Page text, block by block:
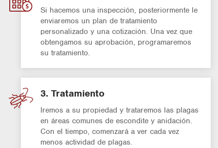
Si hacemos una inspección, posteriormente le
enviaremos un plan de tratamiento
personalizado y una cotización. Una vez que
obtengamos su aprobación, programaremos
su tratamiento.
3. Tratamiento
Iremos a su propiedad y trataremos las plagas
en áreas comunes de escondite y anidación.
Con el tiempo, comenzará a ver cada vez
menos actividad de plagas.